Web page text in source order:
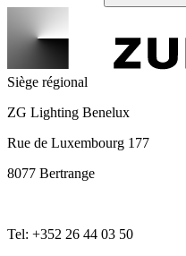
Siège régional
ZG Lighting Benelux
Rue de Luxembourg 177
8077 Bertrange
Tel: +352 26 44 03 50